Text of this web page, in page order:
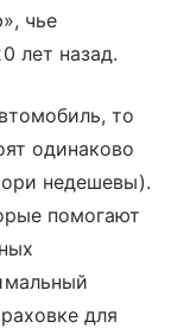
чье
лет назад.
то
одинаково
недешевы).
помогают
для